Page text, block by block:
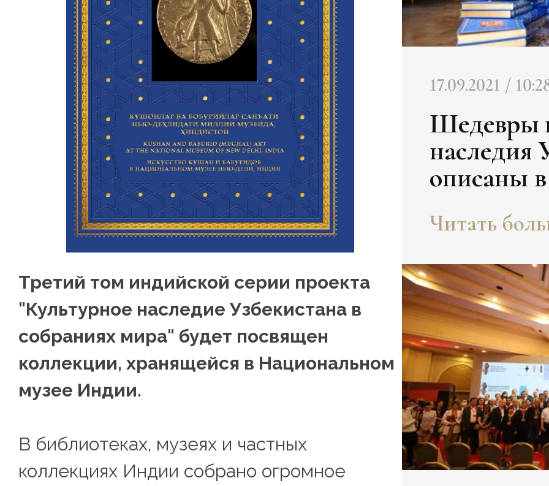
Третий том индийской серии проекта
"Культурное наследие Узбекистана в
собраниях мира" будет посвящен
коллекции, хранящейся в Национальном
музее Индии.
В библиотеках, музеях и частных
коллекциях Индии собрано огромное
17.09.2021 /
Шедевры
наследия
описаны
Читать